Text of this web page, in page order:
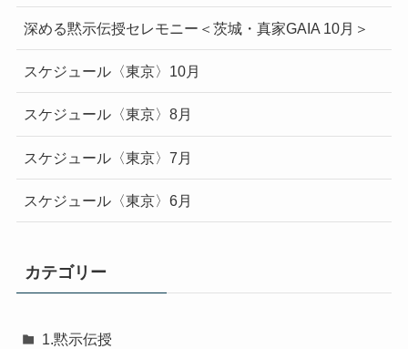
深める黙示伝授セレモニー＜茨城・真家GAIA 10月＞
スケジュール〈東京〉10月
スケジュール〈東京〉8月
スケジュール〈東京〉7月
スケジュール〈東京〉6月
カテゴリー
1.黙示伝授